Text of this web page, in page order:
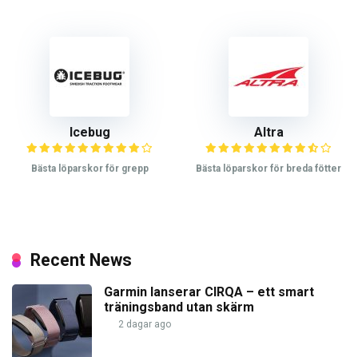
Icebug
Bästa löparskor för grepp
Altra
Bästa löparskor för breda fötter
Recent News
Garmin lanserar CIRQA – ett smart
träningsband utan skärm
2 dagar ago